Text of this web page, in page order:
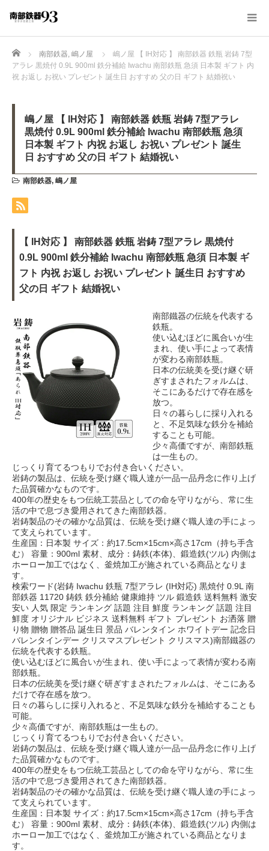
Home 南部鉄器, 嶋ノ屋
嶋ノ屋 【 IH対応 】 南部鉄器 鉄瓶 岩鋳 7型
アラレ 黒焼付 0.9L 900ml 鉄分補給 Iwachu 南部鉄瓶 急須 日本製 ギフト 内
祝 お返し お祝い プレゼント 誕生日 おすすめ 父の日 ギフト 結婚祝い
嶋ノ屋 【 IH対応 】 南部鉄器 鉄瓶 岩鋳 7型アラレ
黒焼付 0.9L 900ml 鉄分補給 Iwachu 南部鉄瓶 急須
日本製 ギフト 内祝 お返し お祝い プレゼント 誕生
日 おすすめ 父の日 ギフト 結婚祝い
南部鉄器, 嶋ノ屋
【 IH対応 】 南部鉄器 鉄瓶 岩鋳 7型アラレ 黒焼付
0.9L 900ml 鉄分補給 Iwachu 南部鉄瓶 急須 日本製 ギ
フト 内祝 お返し お祝い プレゼント 誕生日 おすすめ
父の日 ギフト 結婚祝い
南部鐵器の伝統を代表する
鉄瓶。
使い込むほどに風合いが生
まれ、使い手によって表情
が変わる南部鉄瓶。
日本の伝統美を受け継ぐ研
ぎすまされたフォルムは、
そこにあるだけで存在感を
放つ。
日々の暮らしに採り入れる
と、不足気味な鉄分を補給
することも可能。
少々高価ですが、南部鉄瓶
は一生もの。
じっくり育てるつもりでお付き合いください。
岩鋳の製品は、伝統を受け継ぐ職人達が一品一品丹念に作り上げ
た品質確かなものです。
400年の歴史をもつ伝統工芸品としての命を守りながら、常に生
活の中で息づき愛用されてきた南部鉄器。
岩鋳製品のその確かな品質は、伝統を受け継ぐ職人達の手によっ
て支えられています。
生産国：日本製 サイズ：約17.5cm×15cm×高さ17cm（持ち手含
む） 容量：900ml 素材、成分：鋳鉄(本体)、鍛造鉄(ツル) 内側は
ホーロー加工ではなく、釜焼加工が施されている商品となりま
す。
検索ワード(岩鋳 Iwachu 鉄瓶 7型アラレ (IH対応) 黒焼付 0.9L 南
部鉄器 11720 鋳鉄 鉄分補給 健康維持 ツル 鍛造鉄 送料無料 激安
安い 人気 限定 ランキング 話題 注目 鮮度 ランキング 話題 注目
鮮度 オリジナル ビジネス 送料無料 ギフト プレゼント お洒落 贈
り物 贈物 贈答品 誕生日 景品 バレンタイン ホワイトデー 記念日
バレンタインデー クリスマスプレゼント クリスマス)南部鐵器の
伝統を代表する鉄瓶。
使い込むほどに風合いが生まれ、使い手によって表情が変わる南
部鉄瓶。
日本の伝統美を受け継ぐ研ぎすまされたフォルムは、そこにある
だけで存在感を放つ。
日々の暮らしに採り入れると、不足気味な鉄分を補給することも
可能。
少々高価ですが、南部鉄瓶は一生もの。
じっくり育てるつもりでお付き合いください。
岩鋳の製品は、伝統を受け継ぐ職人達が一品一品丹念に作り上げ
た品質確かなものです。
400年の歴史をもつ伝統工芸品としての命を守りながら、常に生
活の中で息づき愛用されてきた南部鉄器。
岩鋳製品のその確かな品質は、伝統を受け継ぐ職人達の手によっ
て支えられています。
生産国：日本製 サイズ：約17.5cm×15cm×高さ17cm（持ち手含
む） 容量：900ml 素材、成分：鋳鉄(本体)、鍛造鉄(ツル) 内側は
ホーロー加工ではなく、釜焼加工が施されている商品となりま
す。